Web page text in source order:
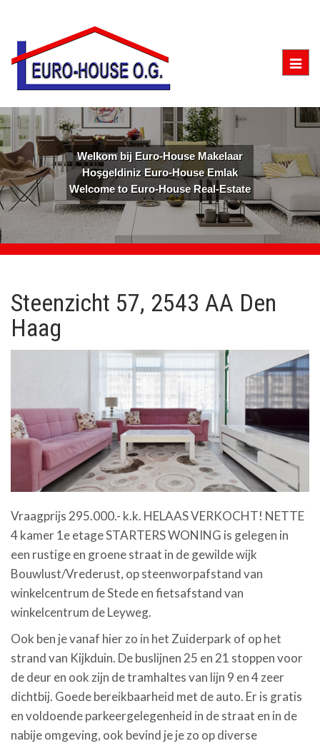
Welkom bij Euro-House Makelaar
Hoşgeldiniz Euro-House Emlak
Welcome to Euro-House Real-Estate
Steenzicht 57, 2543 AA Den
Haag
Vraagprijs 295.000.- k.k. HELAAS VERKOCHT! NETTE
4 kamer 1e etage STARTERS WONING is gelegen in
een rustige en groene straat in de gewilde wijk
Bouwlust/Vrederust, op steenworpafstand van
winkelcentrum de Stede en fietsafstand van
winkelcentrum de Leyweg.
Ook ben je vanaf hier zo in het Zuiderpark of op het
strand van Kijkduin. De buslijnen 25 en 21 stoppen voor
de deur en ook zijn de tramhaltes van lijn 9 en 4 zeer
dichtbij. Goede bereikbaarheid met de auto. Er is gratis
en voldoende parkeergelegenheid in de straat en in de
nabije omgeving, ook bevind je je zo op diverse